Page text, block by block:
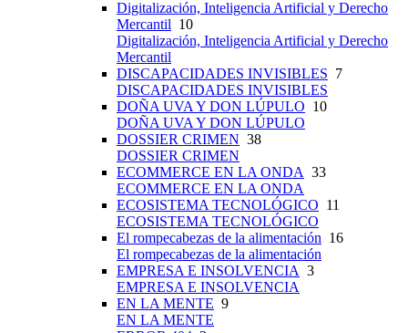
Digitalización, Inteligencia Artificial y Derecho
Mercantil 10
Digitalización, Inteligencia Artificial y Derecho
Mercantil
DISCAPACIDADES INVISIBLES 7
DISCAPACIDADES INVISIBLES
DOÑA UVA Y DON LÚPULO 10
DOÑA UVA Y DON LÚPULO
DOSSIER CRIMEN 38
DOSSIER CRIMEN
ECOMMERCE EN LA ONDA 33
ECOMMERCE EN LA ONDA
ECOSISTEMA TECNOLÓGICO 11
ECOSISTEMA TECNOLÓGICO
El rompecabezas de la alimentación 16
El rompecabezas de la alimentación
EMPRESA E INSOLVENCIA 3
EMPRESA E INSOLVENCIA
EN LA MENTE 9
EN LA MENTE